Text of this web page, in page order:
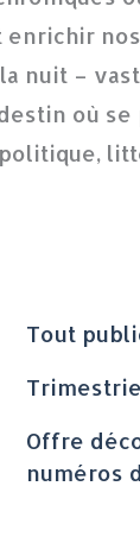
nuit –
où se
Tout
Offre
numéros